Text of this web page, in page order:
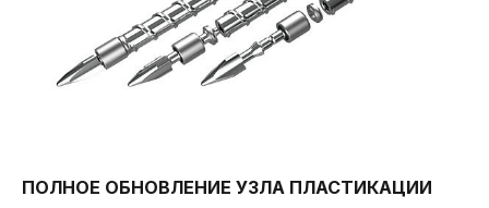
ПОЛНОЕ ОБНОВЛЕНИЕ УЗЛА ПЛАСТИКАЦИИ